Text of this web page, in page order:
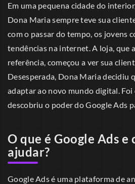
Em uma pequena cidade do
Dona Maria sempre teve sua
com o passar do tempo, os jovens
tendências na internet. A loja, que
referência, começou a ver sua
Desesperada, Dona Maria decidiu
adaptar ao novo mundo digital. Foi
descobriu o poder do Google Ads
O que é Google Ads e
ajudar?
Google Ads é uma plataforma de